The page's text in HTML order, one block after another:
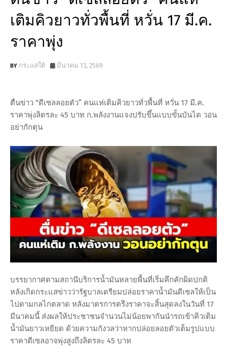
เติมคิวยาวทั่วพื้นที่ หวั่น 17 มี.ค.
ราคาพุ่ง
กระแสใต้ มีนาคม 13, 2569
ตื่นข่าว “ดีเซลลอยตัว” คนแห่เติมคิวยาวทั่วพื้นที่ หวั่น 17 มี.ค.
ราคาพุ่งลิตรละ 45 บาท ก.พลังงานแจงปรับขึ้นแบบขั้นบันได วอน
อย่ากักตุน
บรรยากาศตามสถานีบริการน้ำมันหลายพื้นที่เริ่มคึกคักผิดปกติ
หลังเกิดกระแสข่าวว่ารัฐบาลเตรียมปล่อยราคาน้ำมันดีเซลให้เป็น
ไปตามกลไกตลาด หลังมาตรการตรึงราคาจะสิ้นสุดลงในวันที่ 17
มีนาคมนี้ ส่งผลให้ประชาชนจำนวนไม่น้อยพากันนำรถเข้าคิวเติม
น้ำมันยาวเหยียด ด้วยความกังวลว่าหากปล่อยลอยตัวเต็มรูปแบบ
ราคาดีเซลอาจพุ่งสูงถึงลิตรละ 45 บาท